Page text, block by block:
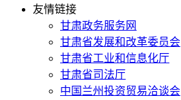
友情链接
甘肃政务服务网
甘肃省发展和改革委员会
甘肃省工业和信息化厅
甘肃省司法厅
中国兰州投资贸易洽谈会